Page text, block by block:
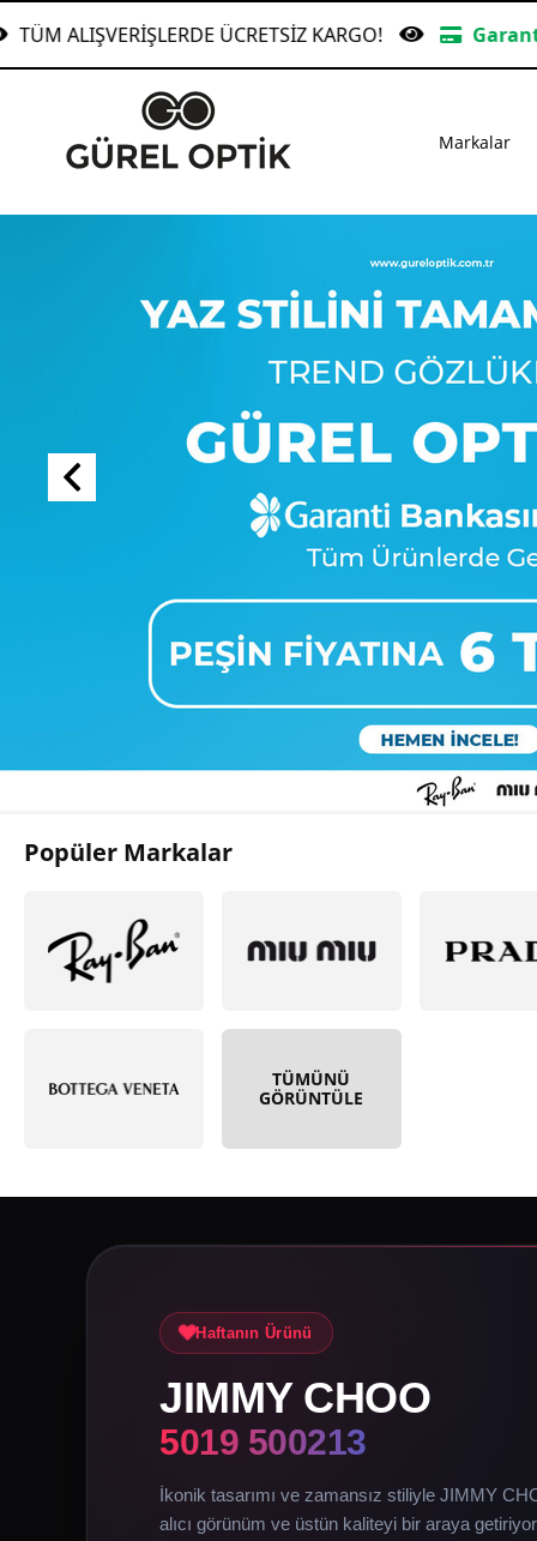
Bankasına Peşin Fiyatına 6 Taksit TÜM
Markalar
Popüler Markalar
TÜMÜNÜ
GÖRÜNTÜLE
Haftanın Ürünü
JIMMY CHOO
5019 500213
İkonik tasarımı ve zamansız stiliyle JIMMY
alıcı görünüm ve üstün kaliteyi bir araya